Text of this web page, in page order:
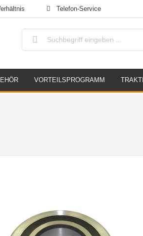
Telefon-Service
VORTEILSPROGRAMM